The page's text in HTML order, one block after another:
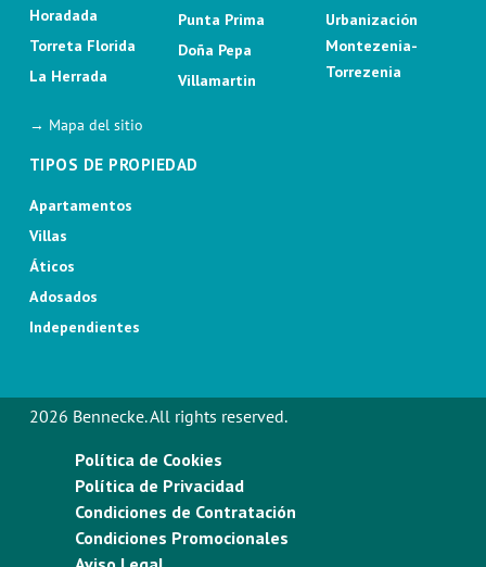
Horadada
Torreta Florida
La Herrada
Punta Prima
Doña Pepa
Villamartin
Urbanización
Montezenia-
Torrezenia
→ Mapa del sitio
TIPOS DE PROPIEDAD
Apartamentos
Villas
Áticos
Adosados
Independientes
2026 Bennecke. All rights reserved.
Política de Cookies
Política de Privacidad
Condiciones de Contratación
Condiciones Promocionales